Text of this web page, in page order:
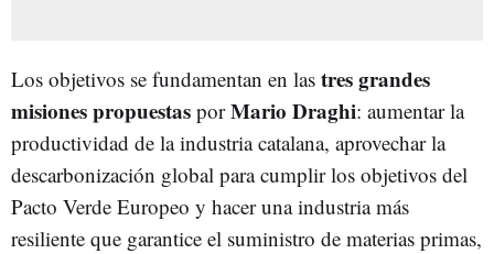
Los objetivos se fundamentan en las tres grandes
misiones propuestas porMario Draghi: aumentar la
productividad de la industria catalana, aprovechar la
descarbonización global para cumplir los objetivos del
Pacto Verde Europeo y hacer una industria más
resiliente que garantice el suministro de materias primas,